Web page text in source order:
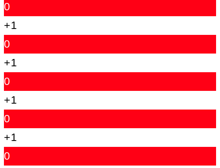
0
+1
0
+1
0
+1
0
+1
0